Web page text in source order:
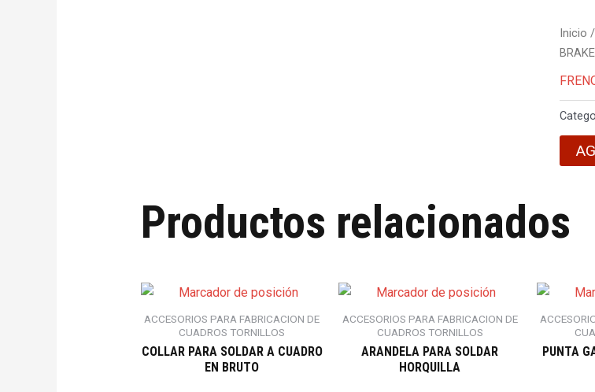
Inicio /
Productos relacionados
ACCESORIOS PARA FABRICACION DE
CUADROS TORNILLOS
COLLAR PARA SOLDAR A CUADRO
EN BRUTO
ACCESORIOS PARA FABRICACION DE
CUADROS TORNILLOS
ARANDELA PARA SOLDAR
HORQUILLA
PUNTA